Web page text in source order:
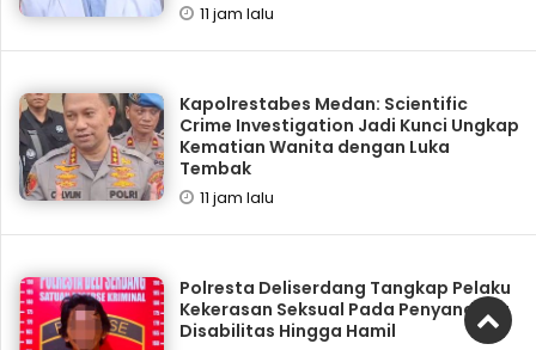
11 jam lalu
Kapolrestabes Medan: Scientific
Crime Investigation Jadi Kunci Ungkap
Kematian Wanita dengan Luka
Tembak
11 jam lalu
Polresta Deliserdang Tangkap Pelaku
Kekerasan Seksual Pada Penyandang
Disabilitas Hingga Hamil